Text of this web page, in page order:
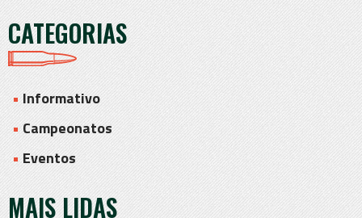
CATEGORIAS
Informativo
Campeonatos
Eventos
MAIS LIDAS